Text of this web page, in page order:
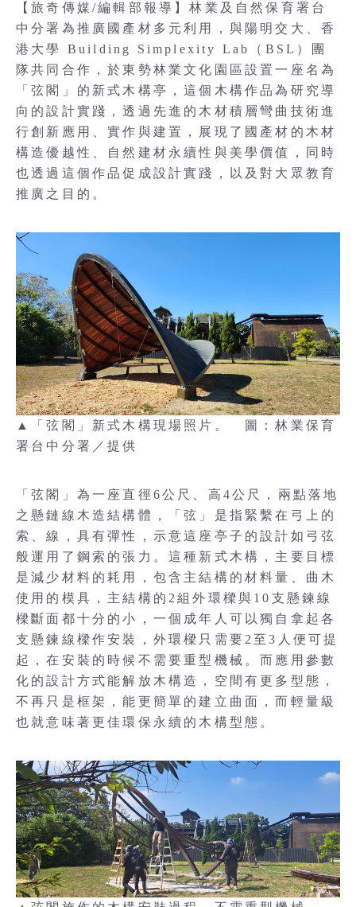
【旅奇傳媒/編輯部報導】林業及自然保育署台
中分署為推廣國產材多元利用，與陽明交大、香
港大學 Building Simplexity Lab（BSL）團
隊共同合作，於東勢林業文化園區設置一座名為
「弦閣」的新式木構亭，這個木構作品為研究導
向的設計實踐，透過先進的木材積層彎曲技術進
行創新應用、實作與建置，展現了國產材的木材
構造優越性、自然建材永續性與美學價值，同時
也透過這個作品促成設計實踐，以及對大眾教育
推廣之目的。
▲「弦閣」新式木構現場照片。 圖：林業保育
署台中分署／提供
「弦閣」為一座直徑6公尺、高4公尺，兩點落地
之懸鏈線木造結構體，「弦」是指緊繫在弓上的
索、線，具有彈性，示意這座亭子的設計如弓弦
般運用了鋼索的張力。這種新式木構，主要目標
是減少材料的耗用，包含主結構的材料量、曲木
使用的模具，主結構的2組外環樑與10支懸鍊線
樑斷面都十分的小，一個成年人可以獨自拿起各
支懸鍊線樑作安裝，外環樑只需要2至3人便可提
起，在安裝的時候不需要重型機械。而應用參數
化的設計方式能解放木構造，空間有更多型態，
不再只是框架，能更簡單的建立曲面，而輕量級
也就意味著更佳環保永續的木構型態。